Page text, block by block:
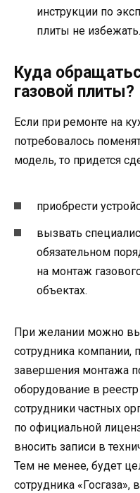
инструкции по
плиты не избежать.
Куда
газовой плиты?
Если при ремонте на
потребовалось
модель, то придется
приобрести
вызвать
обязательном
на монтаж
объектах.
При желании можно
сотрудника компании,
завершения монтажа
оборудование в
сотрудники частных
по официальной
вносить записи в
Тем не менее, будет
сотрудника «Госгаза»,